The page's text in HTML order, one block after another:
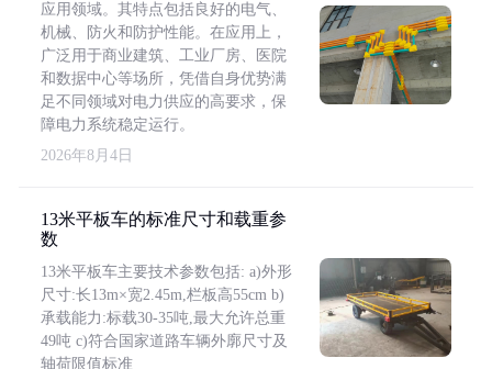
应用领域。其特点包括良好的电气、
机械、防火和防护性能。在应用上，
广泛用于商业建筑、工业厂房、医院
和数据中心等场所，凭借自身优势满
足不同领域对电力供应的高要求，保
障电力系统稳定运行。
2026年8月4日
13米平板车的标准尺寸和载重参
数
13米平板车主要技术参数包括: a)外形
尺寸:长13m×宽2.45m,栏板高55cm b)
承载能力:标载30-35吨,最大允许总重
49吨 c)符合国家道路车辆外廓尺寸及
轴荷限值标准